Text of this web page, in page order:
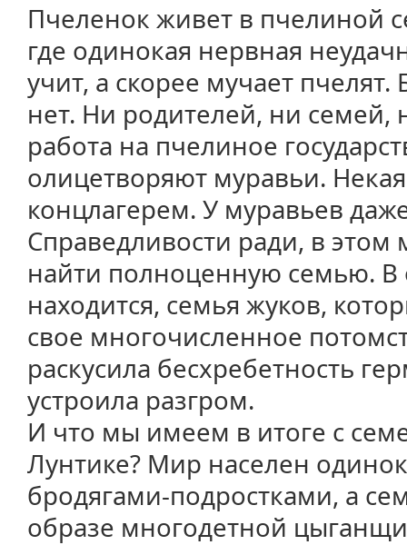
Пчеленок живет в пчелиной
где одинокая нервная
учит, а скорее мучает
нет. Ни родителей, ни семей,
работа на пчелиное
олицетворяют муравьи.
концлагерем. У муравьев
Справедливости ради, в
найти полноценную семью. В
находится, семья жуков,
свое многочисленное
раскусила бесхребетность
устроила разгром.
И что мы имеем в итоге с
Лунтике? Мир населен
бродягами-подростками, а
образе многодетной